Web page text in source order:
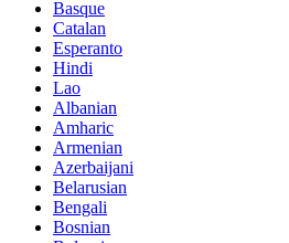
Basque
Catalan
Esperanto
Hindi
Lao
Albanian
Amharic
Armenian
Azerbaijani
Belarusian
Bengali
Bosnian